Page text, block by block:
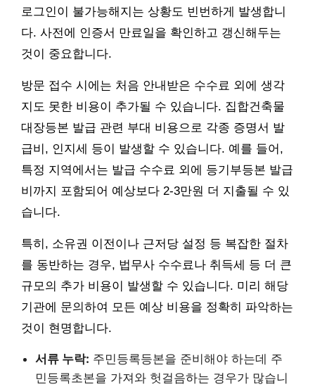
로그인이 불가능해지는 상황도 빈번하게 발생합니
다. 사전에 인증서 만료일을 확인하고 갱신해두는
것이 중요합니다.
방문 접수 시에는 처음 안내받은 수수료 외에 생각
지도 못한 비용이 추가될 수 있습니다. 집합건축물
대장등본 발급 관련 부대 비용으로 각종 증명서 발
급비, 인지세 등이 발생할 수 있습니다. 예를 들어,
특정 지역에서는 발급 수수료 외에 등기부등본 발급
비까지 포함되어 예상보다 2-3만원 더 지출될 수 있
습니다.
특히, 소유권 이전이나 근저당 설정 등 복잡한 절차
를 동반하는 경우, 법무사 수수료나 취득세 등 더 큰
규모의 추가 비용이 발생할 수 있습니다. 미리 해당
기관에 문의하여 모든 예상 비용을 정확히 파악하는
것이 현명합니다.
서류 누락: 주민등록등본을 준비해야 하는데 주
민등록초본을 가져와 헛걸음하는 경우가 많습니